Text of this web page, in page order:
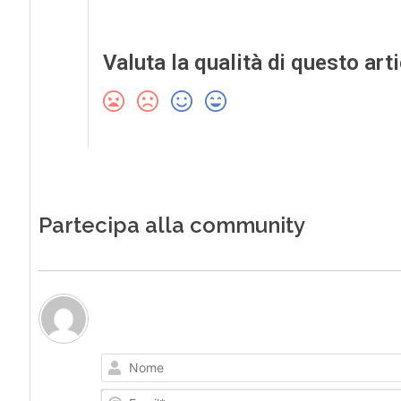
Valuta la qualità di questo
Partecipa alla community